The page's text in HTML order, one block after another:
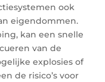
ook
eigendommen.
kan een snelle
van de
explosies of
de risico’s voor